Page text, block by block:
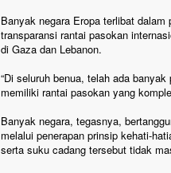
Banyak negara Eropa terlibat
transparansi rantai pasokan
di Gaza dan Lebanon.
“Di seluruh benua, telah ada
memiliki rantai pasokan yang
Banyak negara, tegasnya,
melalui penerapan prinsip kehati-
serta suku cadang tersebut tidak